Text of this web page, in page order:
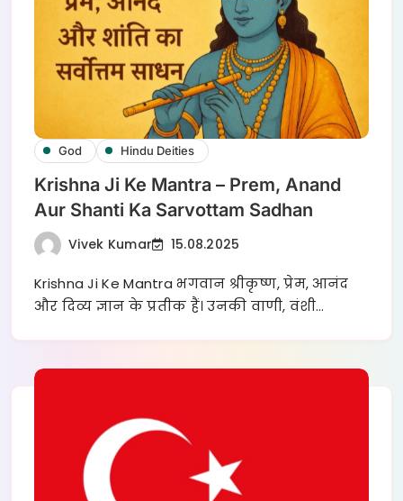
God Hindu Deities
Krishna Ji Ke Mantra – Prem, Anand
Aur Shanti Ka Sarvottam Sadhan
Vivek Kumar 15.08.2025
Krishna Ji Ke Mantra भगवान श्रीकृष्ण, प्रेम, आनंद
और दिव्य ज्ञान के प्रतीक हैं। उनकी वाणी, वंशी…